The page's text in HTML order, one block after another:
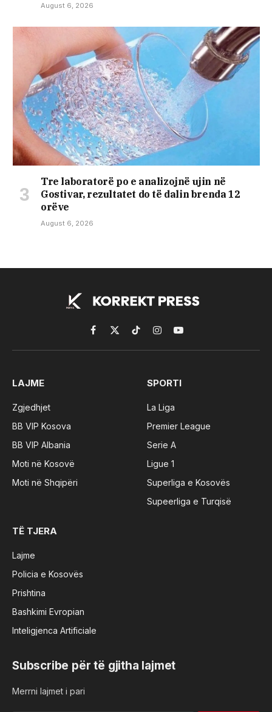
August 6, 2026
Tre laboratorë po e analizojnë ujin në
Gostivar, rezultatet do të dalin brenda 12
orëve
August 6, 2026
Facebook
X
(Twitter)
TikTokInstagramYouTube
LAJME
Zgjedhjet
BB VIP Kosova
BB VIP Albania
Moti në Kosovë
Moti në Shqipëri
SPORTI
La Liga
Premier League
Serie A
Ligue 1
Superliga e Kosovës
Supeerliga e Turqisë
TË TJERA
Lajme
Policia e Kosovës
Prishtina
Bashkimi Evropian
Inteligjenca Artificiale
Subscribe për të gjitha lajmet
Merrni lajmet i pari